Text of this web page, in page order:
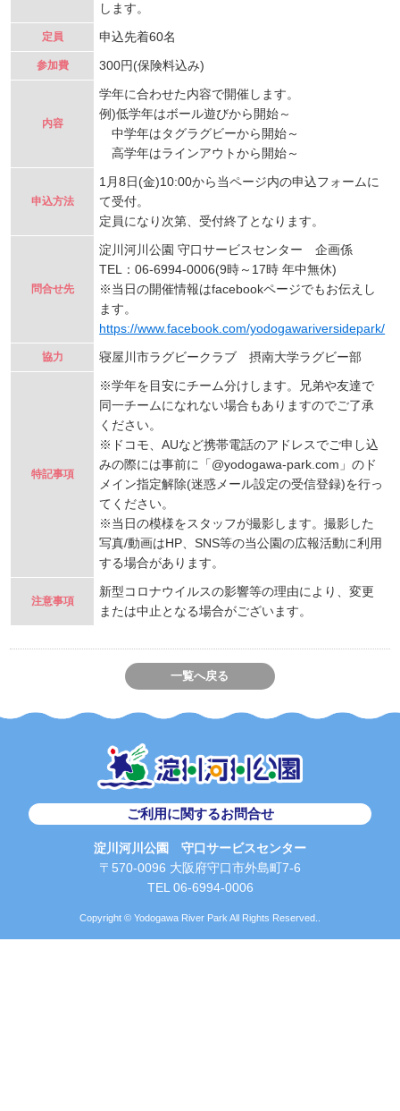
します。
定員 申込先着60名
参加費 300円(保険料込み)
内容
学年に合わせた内容で開催します。
例)低学年はボール遊びから開始～
中学年はタグラグビーから開始～
高学年はラインアウトから開始～
申込方法
1月8日(金)10:00から当ページ内の申込フォームに
て受付。
定員になり次第、受付終了となります。
問合せ先
淀川河川公園 守口サービスセンター 企画係
TEL：06-6994-0006(9時～17時 年中無休)
※当日の開催情報はfacebookページでもお伝えし
ます。
https://www.facebook.com/yodogawariversidepark/
協力 寝屋川市ラグビークラブ 摂南大学ラグビー部
特記事項
※学年を目安にチーム分けします。兄弟や友達で
同一チームになれない場合もありますのでご了承
ください。
※ドコモ、AUなど携帯電話のアドレスでご申し込
みの際には事前に「@yodogawa-park.com」のド
メイン指定解除(迷惑メール設定の受信登録)を行っ
てください。
※当日の模様をスタッフが撮影します。撮影した
写真/動画はHP、SNS等の当公園の広報活動に利用
する場合があります。
注意事項
新型コロナウイルスの影響等の理由により、変更
または中止となる場合がございます。
一覧へ戻る
ご利用に関するお問合せ
淀川河川公園 守口サービスセンター
〒570-0096 大阪府守口市外島町7-6
TEL 06-6994-0006
Copyright © Yodogawa River Park All Rights Reserved..